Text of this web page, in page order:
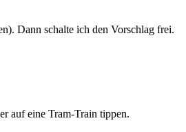
Dann schalte ich den Vorschlag frei.
auf eine Tram-Train tippen.